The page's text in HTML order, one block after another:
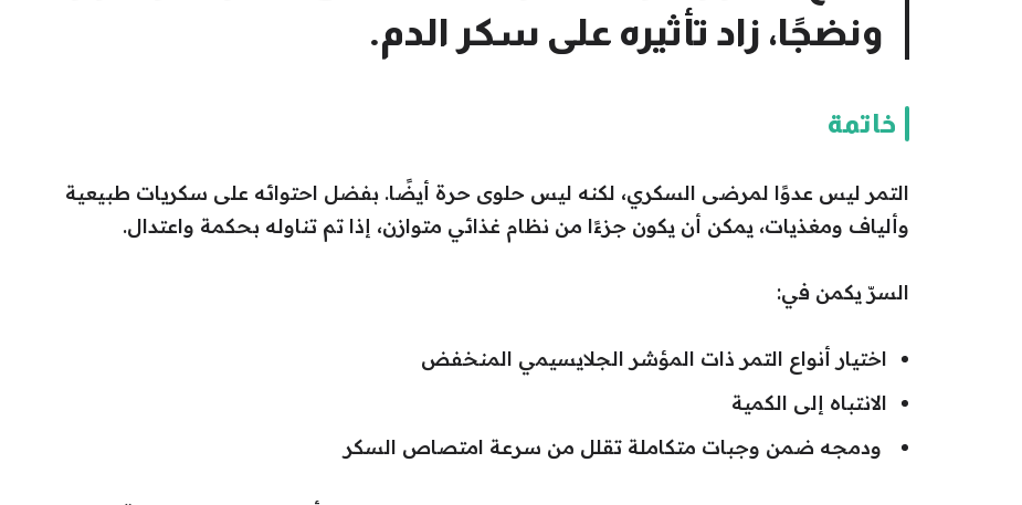
ونضجًا، زاد تأثيره على سكر الدم.
خاتمة
التمر ليس عدوًا لمرضى السكري، لكنه ليس حلوى حرة أيضًا. بفضل احتوائه على سكريات طبيعية
وألياف ومغذيات، يمكن أن يكون جزءًا من نظام غذائي متوازن، إذا تم تناوله بحكمة واعتدال.
السرّ يكمن في:
اختيار أنواع التمر ذات المؤشر الجلايسيمي المنخفض
الانتباه إلى الكمية
ودمجه ضمن وجبات متكاملة تقلل من سرعة امتصاص السكر